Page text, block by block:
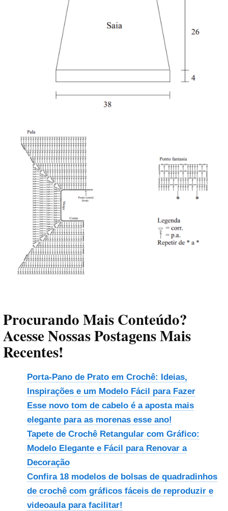
Procurando Mais Conteúdo?
Acesse Nossas Postagens Mais
Recentes!
Porta-Pano de Prato em Crochê: Ideias,
Inspirações e um Modelo Fácil para Fazer
Esse novo tom de cabelo é a aposta mais
elegante para as morenas esse ano!
Tapete de Crochê Retangular com Gráfico:
Modelo Elegante e Fácil para Renovar a
Decoração
Confira 18 modelos de bolsas de quadradinhos
de crochê com gráficos fáceis de reproduzir e
videoaula para facilitar!